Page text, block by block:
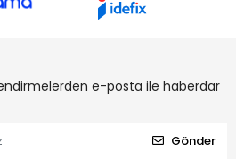
e-posta ile haberdar
Gönder